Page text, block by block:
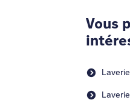
Vous